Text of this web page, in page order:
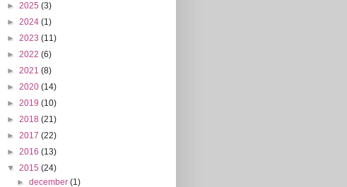
► 2025 (3)
► 2024 (1)
► 2023 (11)
► 2022 (6)
► 2021 (8)
► 2020 (14)
► 2019 (10)
► 2018 (21)
► 2017 (22)
► 2016 (13)
▼ 2015 (24)
►december(1)